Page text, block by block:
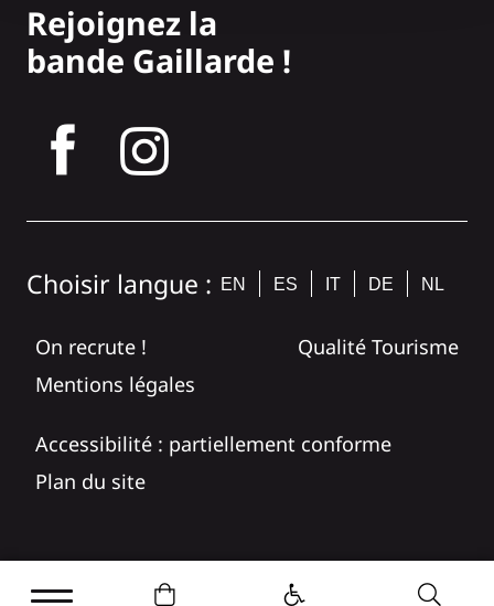
Rejoignez la
bande Gaillarde !
Choisir langue : EN ES IT DE NL
On recrute !
Qualité Tourisme
Mentions légales
Accessibilité : partiellement conforme
Plan du site